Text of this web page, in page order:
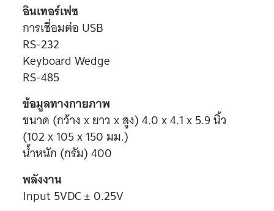
อินเทอร์เฟซ
การเชื่อมต่อ USB
RS-232
Keyboard Wedge
RS-485
ข้อมูลทางกายภาพ
ขนาด (กว้าง x ยาว x สูง) 4.0 x 4.1 x 5.9 นิ้ว
(102 x 105 x 150 มม.)
น้ำหนัก (กรัม) 400
พลังงาน
Input 5VDC ± 0.25V